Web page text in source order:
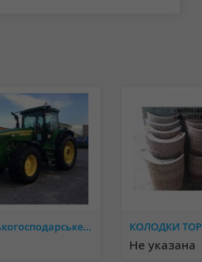
Якісне сільськогосподарське навісне обладнання відомих європейських виробників.
Не указана